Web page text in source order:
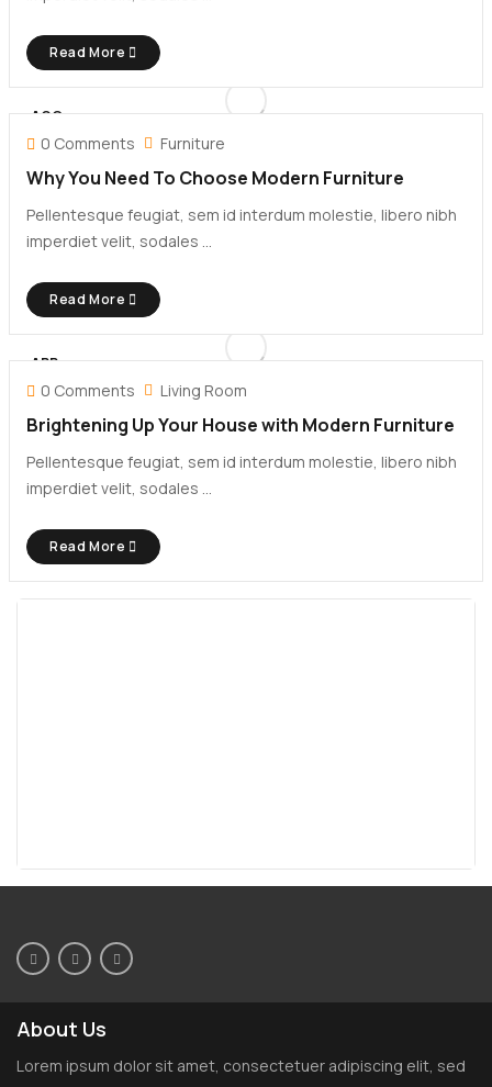
Read More
AGO
30
0 Comments Furniture
Why You Need To Choose Modern Furniture
Pellentesque feugiat, sem id interdum molestie, libero nibh
imperdiet velit, sodales ...
Read More
APR
08
0 Comments Living Room
Brightening Up Your House with Modern Furniture
Pellentesque feugiat, sem id interdum molestie, libero nibh
imperdiet velit, sodales ...
Read More
About Us
Lorem ipsum dolor sit amet, consectetuer adipiscing elit, sed